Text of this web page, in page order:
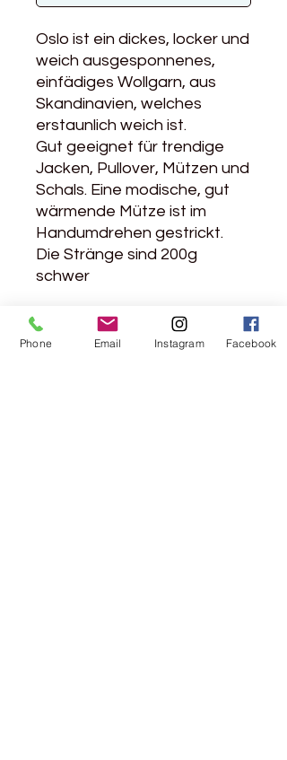
Oslo ist ein dickes, locker und
weich ausgesponnenes,
einfädiges Wollgarn, aus
Skandinavien, welches
erstaunlich weich ist.
Gut geeignet für trendige
Jacken, Pullover, Mützen und
Schals. Eine modische, gut
wärmende Mütze ist im
Handumdrehen gestrickt.
Die Stränge sind 200g
schwer
Produktdetails
Phone Email Instagram Facebook